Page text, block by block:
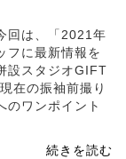
回は、「2021年
フに最新情報を
設スタジオGIFT
在の振袖前撮り
のワンポイント
続きを読む